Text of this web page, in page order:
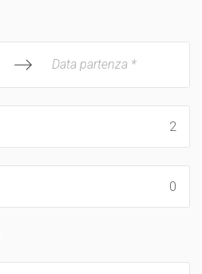
Data partenza *